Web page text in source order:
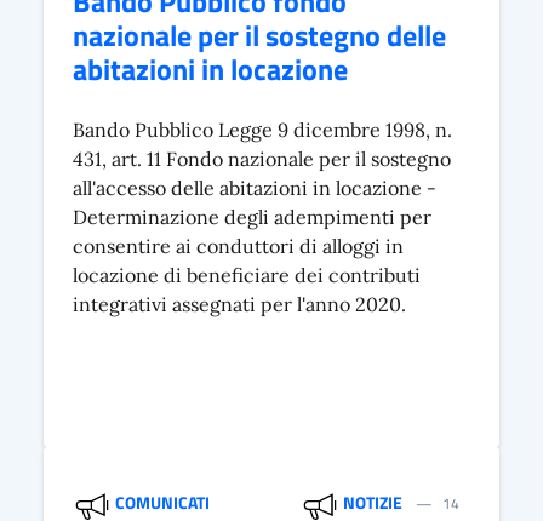
nazionale per il sostegno delle
abitazioni in locazione
Bando Pubblico Legge 9 dicembre 1998, n.
431, art. 11 Fondo nazionale per il sostegno
all'accesso delle abitazioni in locazione -
Determinazione degli adempimenti per
consentire ai conduttori di alloggi in
locazione di beneficiare dei contributi
integrativi assegnati per l'anno 2020.
COMUNICATI NOTIZIE
14